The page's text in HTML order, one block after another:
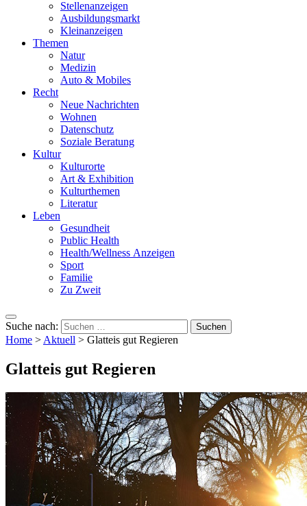
Stellenanzeigen
Ausbildungsmarkt
Kleinanzeigen
Themen
Natur
Medizin
Auto & Mobiles
Recht
Neue Nachrichten
Wohnen
Datenschutz
Soziale Beratung
Kultur
Kulturorte
Art & Exhibition
Kulturthemen
Literatur
Leben
Gesundheit
Public Health
Health/Wellness Anzeigen
Sport
Familie
Zu Zweit
Suche nach:
Home > Aktuell > Glatteis gut Regieren
Glatteis gut Regieren